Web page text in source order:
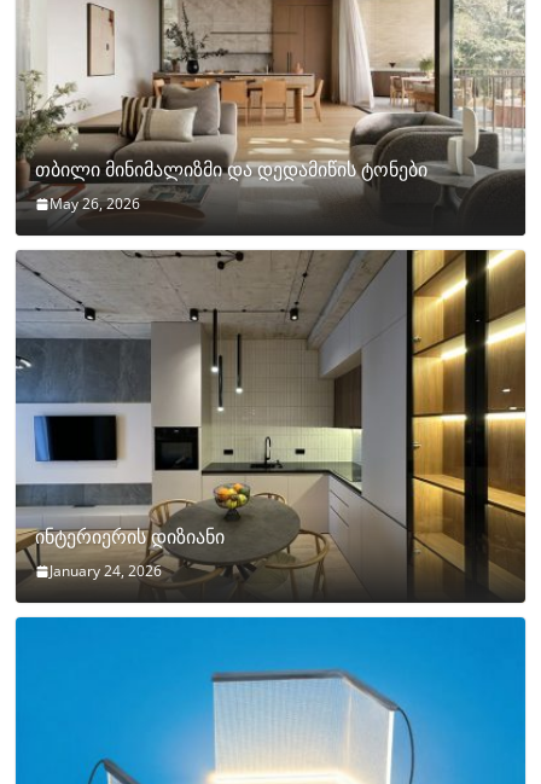
თბილი მინიმალიზმი და დედამიწის ტონები
May 26, 2026
ინტერიერის დიზიანი
January 24, 2026